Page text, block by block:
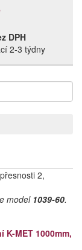
DPH
2‑3 týdny
2,
model 1039-60.
MET 1000mm,